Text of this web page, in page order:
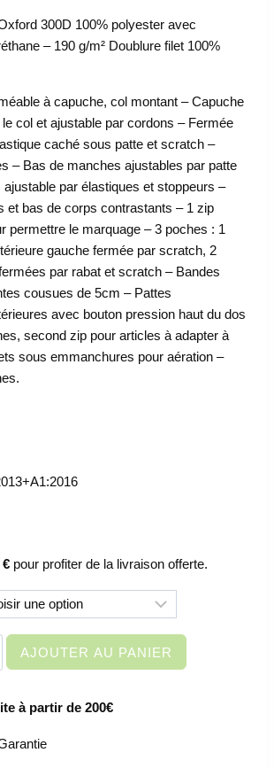
300D 100% polyester avec
– 190 g/m² Doublure filet 100%
à capuche, col montant – Capuche
col et ajustable par cordons – Fermée
caché sous patte et scratch –
– Bas de manches ajustables par patte
par élastiques et stoppeurs –
et bas de corps contrastants – 1 zip
permettre le marquage – 3 poches : 1
gauche fermée par scratch, 2
par rabat et scratch – Bandes
cousues de 5cm – Pattes
avec bouton pression haut du dos
second zip pour articles à adapter à
sous emmanchures pour aération –
€ pour profiter de la livraison offerte.
AJOUTER AU PANIER
à partir de 200€